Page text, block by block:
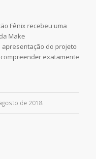
Fênix recebeu uma
Make
do projeto
exatamente
de 2018